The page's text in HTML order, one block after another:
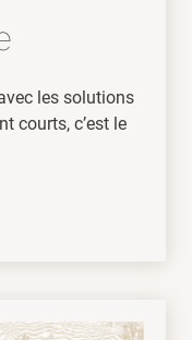
les solutions
courts, c’est le